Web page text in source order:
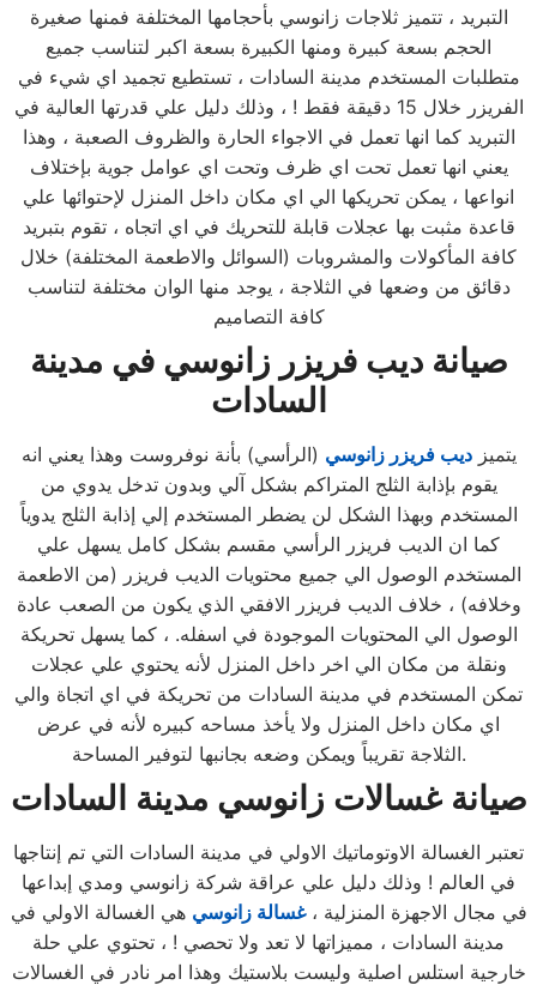
التبريد ، تتميز ثلاجات زانوسي بأحجامها المختلفة فمنها صغيرة
الحجم بسعة كبيرة ومنها الكبيرة بسعة اكبر لتناسب جميع
متطلبات المستخدم مدينة السادات ، تستطيع تجميد اي شيء في
الفريزر خلال 15 دقيقة فقط ! ، وذلك دليل علي قدرتها العالية في
التبريد كما انها تعمل في الاجواء الحارة والظروف الصعبة ، وهذا
يعني انها تعمل تحت اي ظرف وتحت اي عوامل جوية بإختلاف
انواعها ، يمكن تحريكها الي اي مكان داخل المنزل لإحتوائها علي
قاعدة مثبت بها عجلات قابلة للتحريك في اي اتجاه ، تقوم بتبريد
كافة المأكولات والمشروبات (السوائل والاطعمة المختلفة) خلال
دقائق من وضعها في الثلاجة ، يوجد منها الوان مختلفة لتناسب
كافة التصاميم
صيانة ديب فريزر زانوسي في مدينة
السادات
يتميزديب فريزر زانوسي (الرأسي) بأنة نوفروست وهذا يعني انه
يقوم بإذابة الثلج المتراكم بشكل آلي وبدون تدخل يدوي من
المستخدم وبهذا الشكل لن يضطر المستخدم إلي إذابة الثلج يدوياً
كما ان الديب فريزر الرأسي مقسم بشكل كامل يسهل علي
المستخدم الوصول الي جميع محتويات الديب فريزر (من الاطعمة
وخلافه) ، خلاف الديب فريزر الافقي الذي يكون من الصعب عادة
الوصول الي المحتويات الموجودة في اسفله. ، كما يسهل تحريكة
ونقلة من مكان الي اخر داخل المنزل لأنه يحتوي علي عجلات
تمكن المستخدم في مدينة السادات من تحريكة في اي اتجاة والي
اي مكان داخل المنزل ولا يأخذ مساحه كبيره لأنه في عرض
الثلاجة تقريباً ويمكن وضعه بجانبها لتوفير المساحة.
صيانة غسالات زانوسي مدينة السادات
تعتبر الغسالة الاوتوماتيك الاولي في مدينة السادات التي تم إنتاجها
في العالم ! وذلك دليل علي عراقة شركة زانوسي ومدي إبداعها
في مجال الاجهزة المنزلية ،غسالة زانوسي هي الغسالة الاولي في
مدينة السادات ، مميزاتها لا تعد ولا تحصي ! ، تحتوي علي حلة
خارجية استلس اصلية وليست بلاستيك وهذا امر نادر في الغسالات